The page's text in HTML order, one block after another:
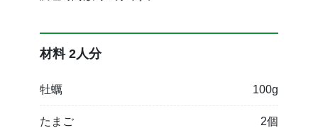
材料 2人分
牡蠣 100g
たまご 2個